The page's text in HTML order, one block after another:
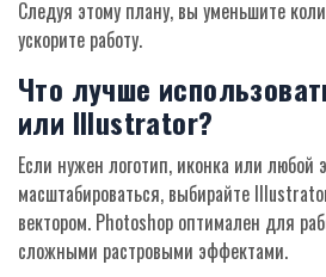
Следуя этому плану, вы уменьшите
ускорите работу.
Что лучше
или Illustrator?
Если нужен логотип, иконка или любой
масштабироваться, выбирайте
вектором. Photoshop оптимален для
сложными растровыми эффектами.